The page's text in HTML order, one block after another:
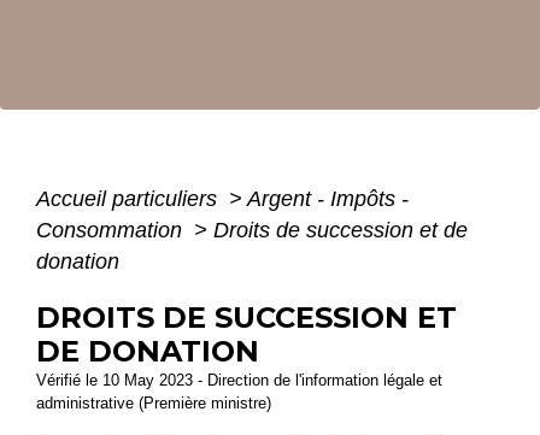
Accueil particuliers > Argent - Impôts -
Consommation > Droits de succession et de
donation
DROITS DE SUCCESSION ET
DE DONATION
Vérifié le 10 May 2023 - Direction de l'information légale et
administrative (Première ministre)